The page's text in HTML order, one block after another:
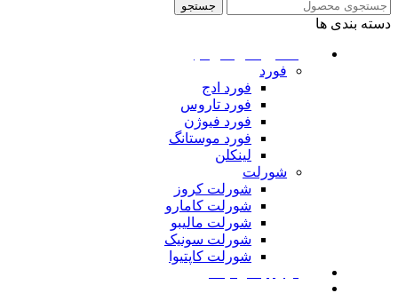
جستجو
دسته بندی ها
فورد
فورد ادج
فورد تاروس
فورد فیوژن
فورد موستانگ
لینکلن
شورلت
شورلت کروز
شورلت کامارو
شورلت مالیبو
شورلت سونیک
شورلت کاپتیوا